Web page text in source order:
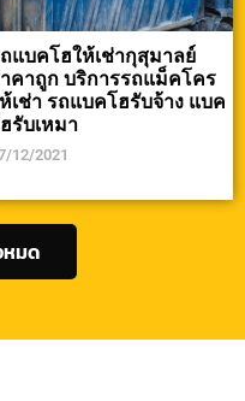
แบคโฮให้เช่ากุสุมาลย์
คาถูก บริการรถแม็คโคร
เช่า รถแบคโฮรับจ้าง แบค
รับเหมา
12/2021
มด